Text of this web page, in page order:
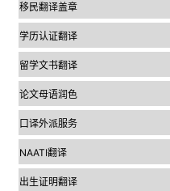
移民翻译盖章
学历认证翻译
留学文书翻译
论文母语润色
口译外派服务
NAATI翻译
出生证明翻译